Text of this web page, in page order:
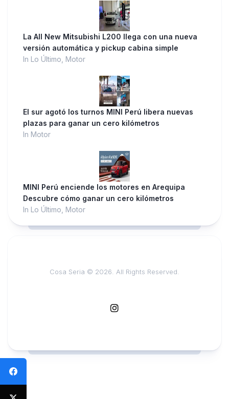
La All New Mitsubishi L200 llega con una nueva
versión automática y pickup cabina simple
In Lo Último, Motor
El sur agotó los turnos MINI Perú libera nuevas
plazas para ganar un cero kilómetros
In Motor
MINI Perú enciende los motores en Arequipa
Descubre cómo ganar un cero kilómetros
In Lo Último, Motor
Cosa Seria © 2026. All Rights Reserved.